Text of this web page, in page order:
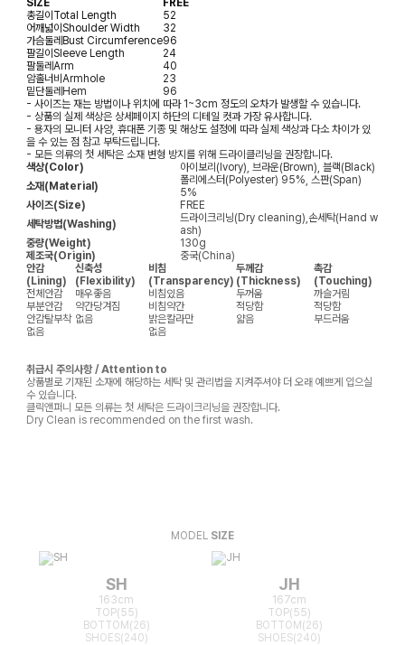
총길이Total Length
52
어깨넓이Shoulder Width
32
가슴둘레Bust Circumference96
팔길이Sleeve Length
24
팔둘레Arm
40
암홀너비Armhole
23
밑단둘레Hem
96
- 사이즈는 재는 방법이나 위치에 따라 1~3cm 정도의 오차가 발생할 수 있습니다.
- 상품의 실제 색상은 상세페이지 하단의 디테일 컷과 가장 유사합니다.
- 용자의 모니터 사양, 휴대폰 기종 및 해상도 설정에 따라 실제 색상과 다소 차이가 있
을 수 있는 점 참고 부탁드립니다.
- 모든 의류의 첫 세탁은 소재 변형 방지를 위해 드라이클리닝을 권장합니다.
색상(Color)
아이보리(Ivory), 브라운(Brown), 블랙(Black)
소재(Material)
폴리에스터(Polyester) 95%, 스판(Span)
5%
사이즈(Size)
FREE
세탁방법(Washing)
드라이크리닝(Dry cleaning),손세탁(Hand w
ash)
중량(Weight)
130g
제조국(Origin)
중국(China)
안감
(Lining)
신축성
(Flexibility)
비침
(Transparency)
두께감
(Thickness)
촉감
(Touching)
전체안감
매우좋음 비침있음 두꺼움
까슬거림
부분안감
약간당겨짐 비침약간 적당함
적당함
안감탈부착 없음 밝은칼라만 얇음
부드러움
없음
없음
취급시 주의사항 / Attention to
상품별로 기재된 소재에 해당하는 세탁 및 관리법을 지켜주셔야 더 오래 예쁘게 입으실
수 있습니다.
클릭앤퍼니 모든 의류는 첫 세탁은 드라이크리닝을 권장합니다.
Dry Clean is recommended on the first wash.
MODEL SIZE
SH
163cm
TOP(55)
BOTTOM(26)
SHOES(240)
JH
167cm
TOP(55)
BOTTOM(26)
SHOES(240)